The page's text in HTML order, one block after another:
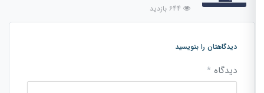
644 بازدید
دیدگاهتان را بنویسید
دیدگاه*